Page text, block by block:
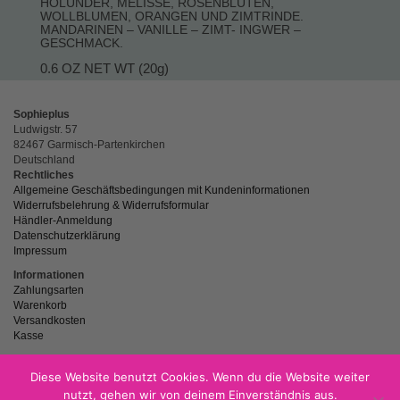
HOLUNDER, MELISSE, ROSENBLÜTEN,
WOLLBLUMEN, ORANGEN UND ZIMTRINDE.
MANDARINEN – VANILLE – ZIMT- INGWER –
GESCHMACK.
0.6 OZ NET WT (20g)
Sophieplus
Ludwigstr. 57
82467 Garmisch-Partenkirchen
Deutschland
Rechtliches
Allgemeine Geschäftsbedingungen mit Kundeninformationen
Widerrufsbelehrung & Widerrufsformular
Händler-Anmeldung
Datenschutzerklärung
Impressum
Informationen
Zahlungsarten
Warenkorb
Versandkosten
Kasse
powered byNetzspitze.de
Diese Website benutzt Cookies. Wenn du die Website weiter
nutzt, gehen wir von deinem Einverständnis aus.